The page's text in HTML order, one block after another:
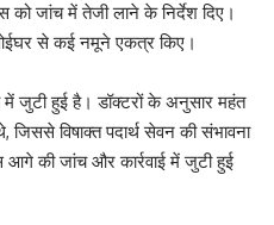
को जांच में तेजी लाने के निर्देश दिए।
से कई नमूने एकत्र किए।
जुटी हुई है। डॉक्टरों के अनुसार महंत
विषाक्त पदार्थ सेवन की संभावना
की जांच और कार्रवाई में जुटी हुई